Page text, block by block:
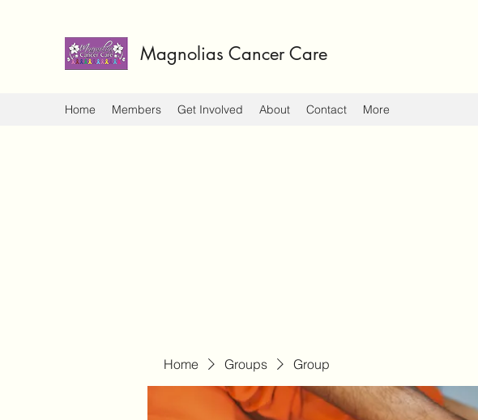
Magnolias Cancer Care
Home Members Get Involved About Contact More
Home Groups Group